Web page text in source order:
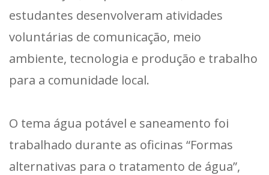
estudantes desenvolveram atividades
voluntárias de comunicação, meio
ambiente, tecnologia e produção e trabalho
para a comunidade local.
O tema água potável e saneamento foi
trabalhado durante as oficinas “Formas
alternativas para o tratamento de água”,